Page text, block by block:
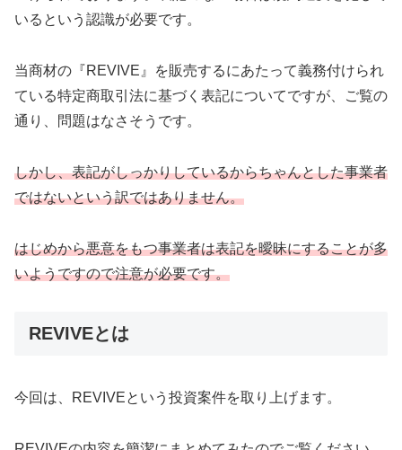
いるという認識が必要です。
当商材の『REVIVE』を販売するにあたって義務付けられ
ている特定商取引法に基づく表記についてですが、ご覧の
通り、問題はなさそうです。
しかし、表記がしっかりしているからちゃんとした事業者
ではないという訳ではありません。
はじめから悪意をもつ事業者は表記を曖昧にすることが多
いようですので注意が必要です。
REVIVEとは
今回は、REVIVEという投資案件を取り上げます。